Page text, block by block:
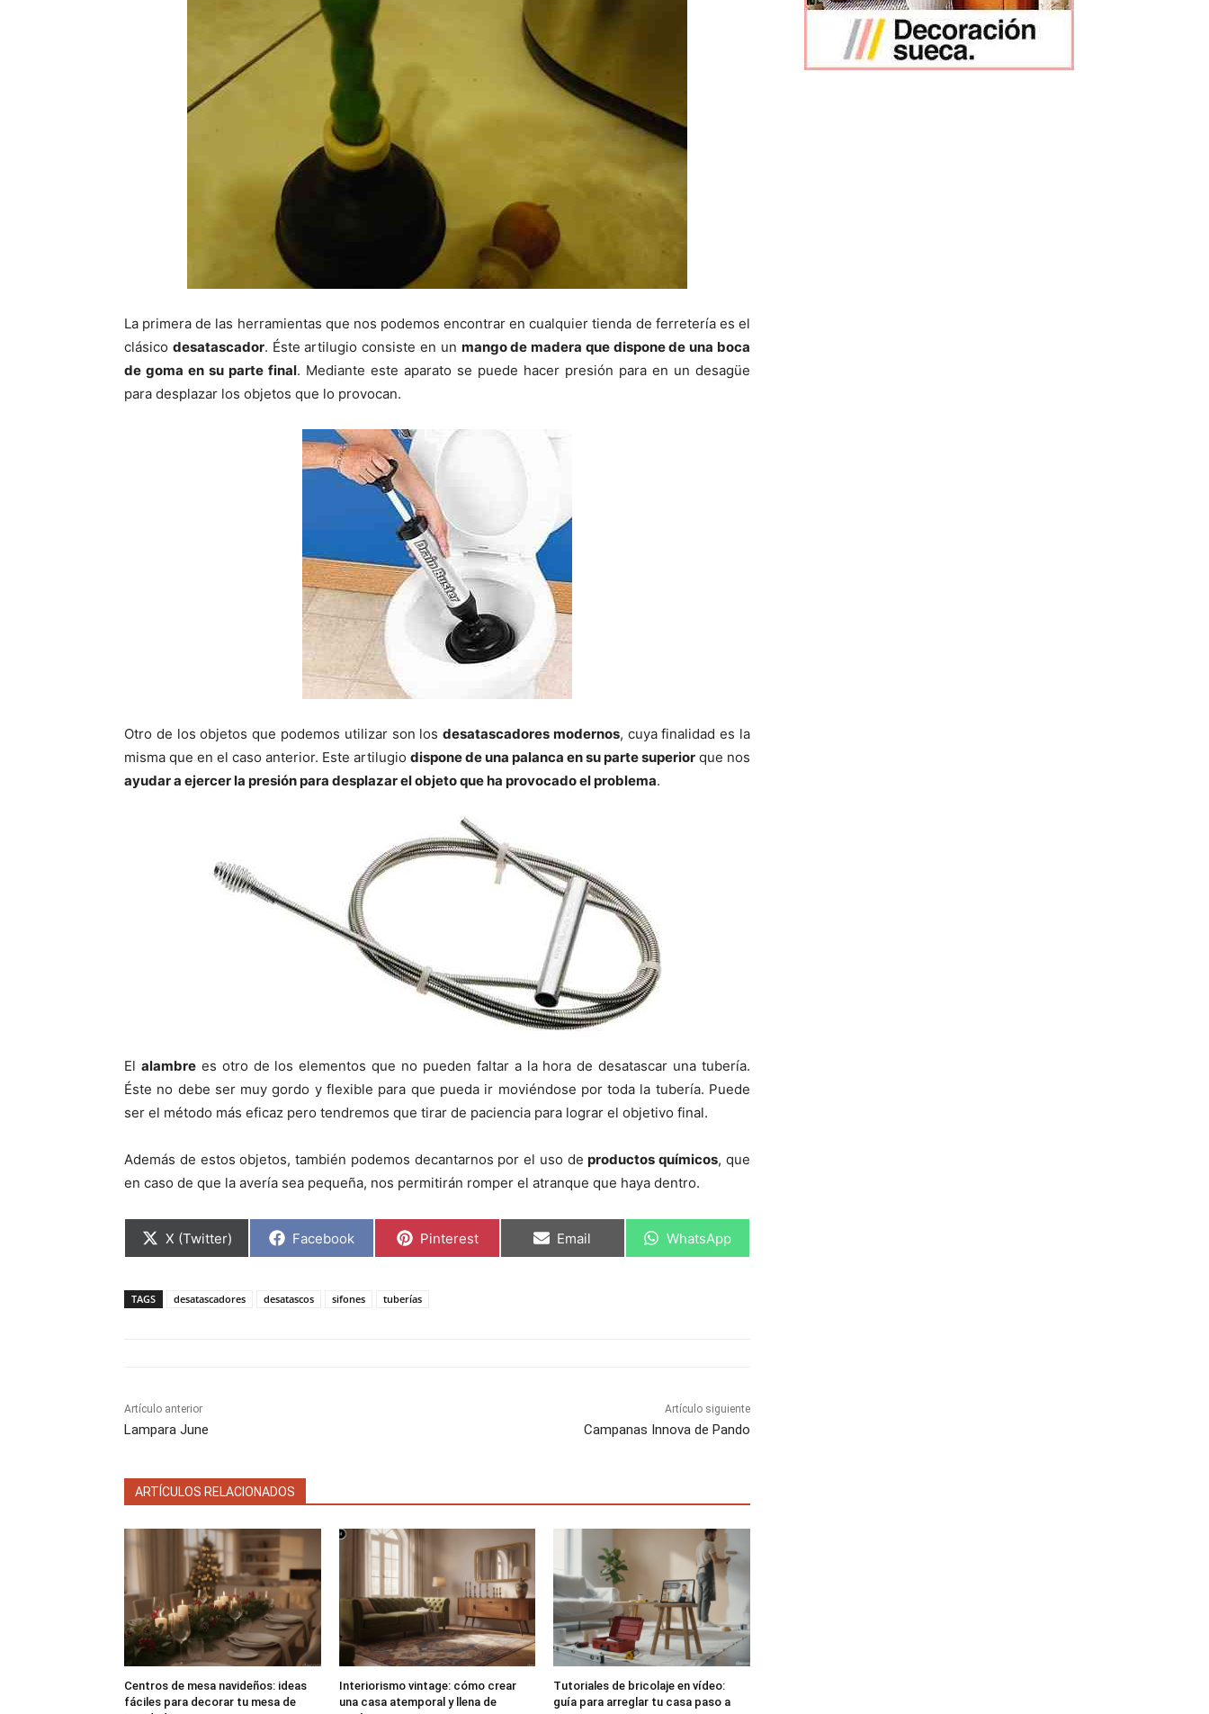
La primera de las herramientas que nos podemos encontrar en cualquier tienda de ferretería es el
clásico desatascador. Éste artilugio consiste en un mango de madera que dispone de una boca
de goma en su parte final. Mediante este aparato se puede hacer presión para en un desagüe
para desplazar los objetos que lo provocan.
Otro de los objetos que podemos utilizar son losdesatascadores modernos, cuya finalidad es la
misma que en el caso anterior. Este artilugio dispone de una palanca en su parte superior que nos
ayudar a ejercer la presión para desplazar el objeto que ha provocado el problema.
El alambrees otro de los elementos que no pueden faltar a la hora de desatascar una tubería.
Éste no debe ser muy gordo y flexible para que pueda ir moviéndose por toda la tubería. Puede
ser el método más eficaz pero tendremos que tirar de paciencia para lograr el objetivo final.
Además de estos objetos, también podemos decantarnos por el uso deproductos químicos, que
en caso de que la avería sea pequeña, nos permitirán romper el atranque que haya dentro.
C
X (Twitter) C
r
Facebook C
r
Pinterest C
Email C
WhatsApp
TAGS desatascadores desatascos sifones tuberías
Artículo anterior
Lampara June
Artículo siguiente
Campanas Innova de Pando
ARTÍCULOS RELACIONADOS
Centros de mesa navideños: ideas
fáciles para decorar tu mesa de
Interiorismo vintage: cómo crear
una casa atemporal y llena de
Tutoriales de bricolaje en vídeo:
guía para arreglar tu casa paso a